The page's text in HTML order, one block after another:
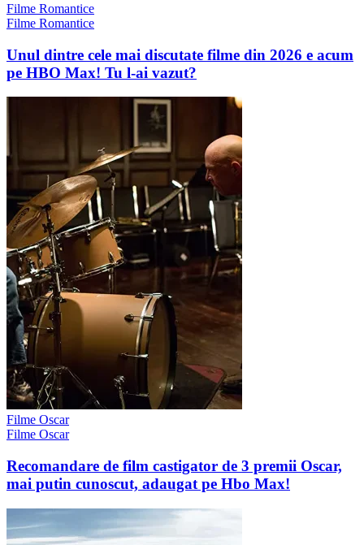
Filme Romantice
Filme Romantice
Unul dintre cele mai discutate filme din 2026 e acum
pe HBO Max! Tu l-ai vazut?
Filme Oscar
Filme Oscar
Recomandare de film castigator de 3 premii Oscar,
mai putin cunoscut, adaugat pe Hbo Max!